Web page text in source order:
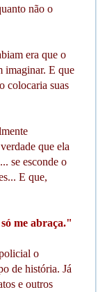
não o
era que o
imaginar. E que
colocaria suas
que ela
se esconde o
E que,
me abraça."
o
de história. Já
e outros